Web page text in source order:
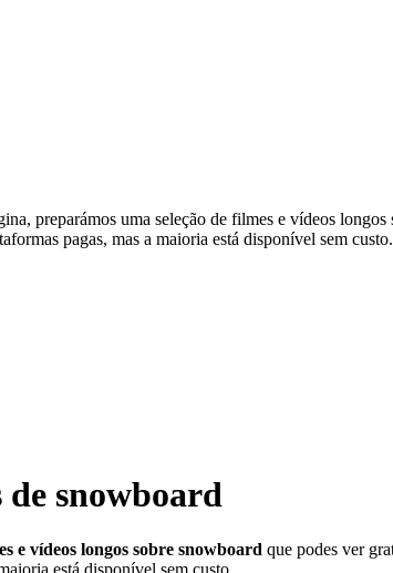
preparámos uma seleção de filmes e vídeos
pagas, mas a maioria está disponível sem
de snowboard
e vídeos longos sobre snowboard que podes ver
está disponível sem custo.